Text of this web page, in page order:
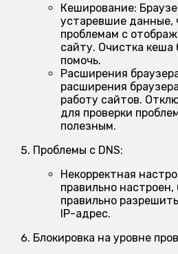
Кеширование:
устаревшие данные,
проблемам с
сайту. Очистка кеша
помочь.
Расширения
расширения
работу сайтов.
для проверки
полезным.
Проблемы с DNS:
Некорректная
правильно
правильно
IP-адрес.
Блокировка на уровне